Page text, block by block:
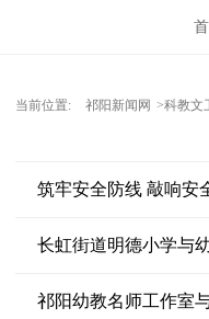
当前位置: 祁阳新闻网 >科教文
筑牢安全防线 敲响安
长虹街道明德小学与
祁阳幼教名师工作室